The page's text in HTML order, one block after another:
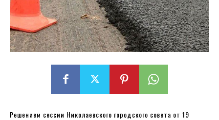
Решением сессии Николаевского городского совета от 19